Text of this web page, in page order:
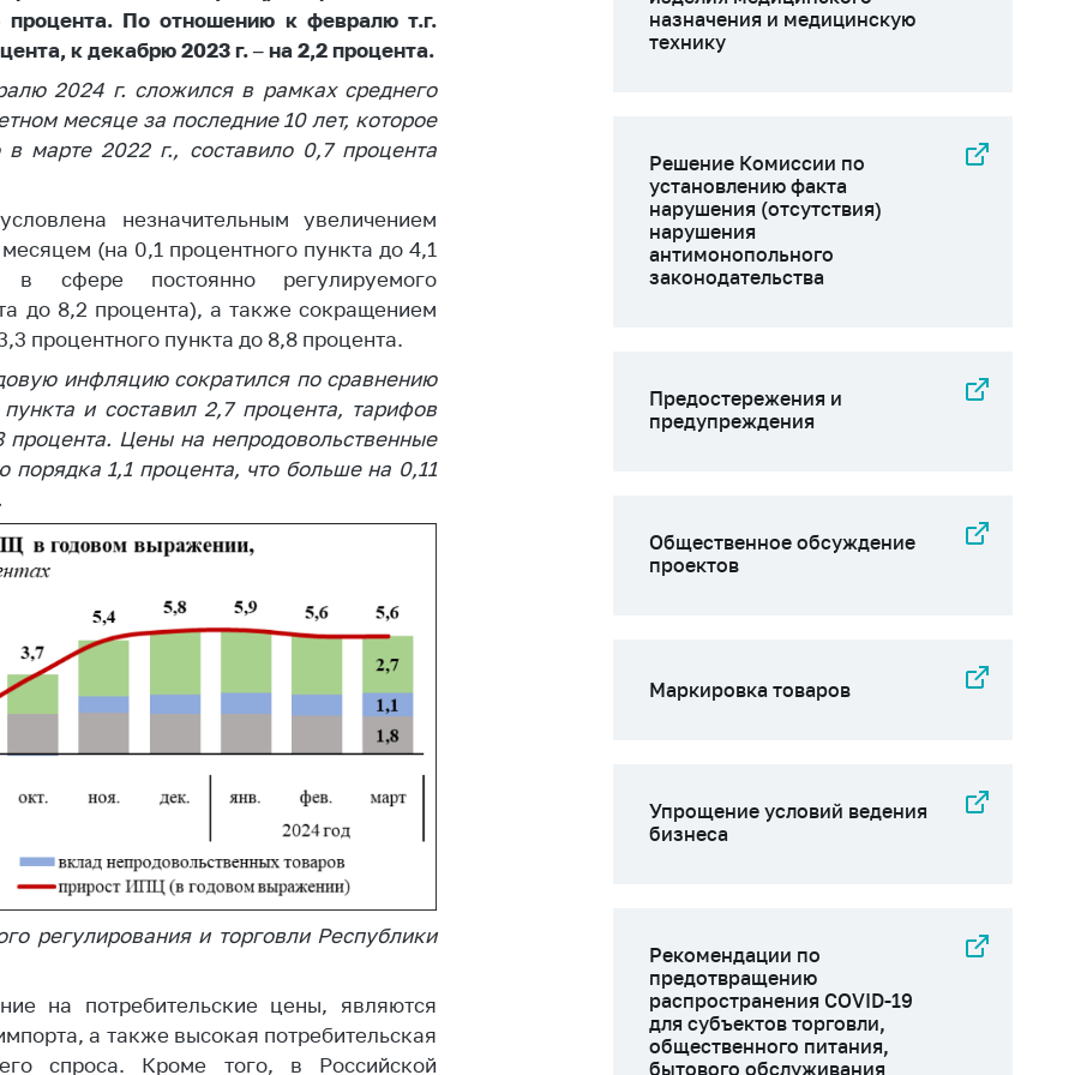
и режим
линия
служба
сайте
о росте
изделия
и
Комиссии
нарушения
По отношению к февралю т.г.
к декабрю 2023 г. – на 2,2 процента.
2024 г. сложился в рамках среднего
месяце за последние 10 лет, которое
марте 2022 г., составило 0,7 процента
незначительным увеличением
(на 0,1 процентного пункта до 4,1
сфере постоянно регулируемого
до 8,2 процента), а также сокращением
процентного пункта до 8,8 процента.
инфляцию сократился по сравнению
и составил 2,7 процента, тарифов
процента. Цены на непродовольственные
1,1 процента, что больше на 0,11
регулирования и торговли Республики
на потребительские цены, являются
а также высокая потребительская
спроса. Кроме того, в Российской
назначения и медицинскую
технику
Решение Комиссии по
установлению факта
нарушения (отсутствия)
нарушения
антимонопольного
законодательства
Предостережения и
предупреждения
Общественное обсуждение
проектов
Маркировка товаров
Упрощение условий ведения
бизнеса
Рекомендации по
предотвращению
распространения COVID-19
для субъектов торговли,
общественного питания,
бытового обслуживания